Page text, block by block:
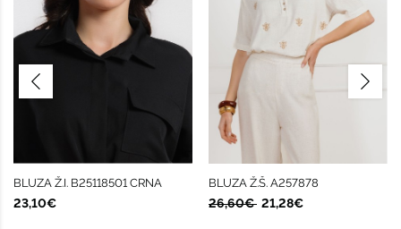
BLUZA Ž.I. B25118501 CRNA
23,10€
BLUZA Ž.Š. A257878
26,60€ 21,28€